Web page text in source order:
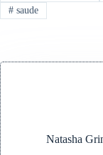
#saude
Natasha